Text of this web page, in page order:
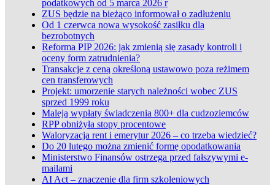
podatkowych od 5 marca 2026 r
ZUS będzie na bieżąco informował o zadłużeniu
Od 1 czerwca nowa wysokość zasiłku dla
bezrobotnych
Reforma PIP 2026: jak zmienią się zasady kontroli i
oceny form zatrudnienia?
Transakcje z ceną określoną ustawowo poza reżimem
cen transferowych
Projekt: umorzenie starych należności wobec ZUS
sprzed 1999 roku
Maleją wypłaty świadczenia 800+ dla cudzoziemców
RPP obniżyła stopy procentowe
Waloryzacja rent i emerytur 2026 – co trzeba wiedzieć?
Do 20 lutego można zmienić formę opodatkowania
Ministerstwo Finansów ostrzega przed fałszywymi e-
mailami
AI Act – znaczenie dla firm szkoleniowych